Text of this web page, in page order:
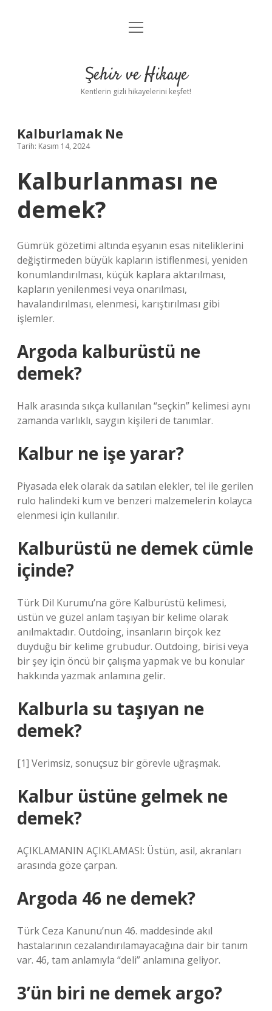
Anasayfa
Yasal Uyarı
menüyü
Şehir ve Hikaye
Kentlerin gizli hikayelerini keşfet!
Kalburlamak Ne
Tarih: Kasım 14, 2024
Kalburlanması ne
demek?
Gümrük gözetimi altında eşyanın esas niteliklerini
değiştirmeden büyük kapların istiflenmesi, yeniden
konumlandırılması, küçük kaplara aktarılması,
kapların yenilenmesi veya onarılması,
havalandırılması, elenmesi, karıştırılması gibi
işlemler.
Argoda kalburüstü ne
demek?
Halk arasında sıkça kullanılan “seçkin” kelimesi aynı
zamanda varlıklı, saygın kişileri de tanımlar.
Kalbur ne işe yarar?
Piyasada elek olarak da satılan elekler, tel ile gerilen
rulo halindeki kum ve benzeri malzemelerin kolayca
elenmesi için kullanılır.
Kalburüstü ne demek cümle
içinde?
Türk Dil Kurumu’na göre Kalburüstü kelimesi,
üstün ve güzel anlam taşıyan bir kelime olarak
anılmaktadır. Outdoing, insanların birçok kez
duyduğu bir kelime grubudur. Outdoing, birisi veya
bir şey için öncü bir çalışma yapmak ve bu konular
hakkında yazmak anlamına gelir.
Kalburla su taşıyan ne
demek?
[1] Verimsiz, sonuçsuz bir görevle uğraşmak.
Kalbur üstüne gelmek ne
demek?
AÇIKLAMANIN AÇIKLAMASI: Üstün, asil, akranları
arasında göze çarpan.
Argoda 46 ne demek?
Türk Ceza Kanunu’nun 46. maddesinde akıl
hastalarının cezalandırılamayacağına dair bir tanım
var. 46, tam anlamıyla “deli” anlamına geliyor.
3’ün biri ne demek argo?